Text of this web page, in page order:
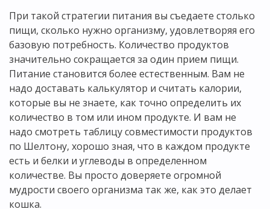
При такой стратегии питания вы съедаете столько
пищи, сколько нужно организму, удовлетворяя его
базовую потребность. Количество продуктов
значительно сокращается за один прием пищи.
Питание становится более естественным. Вам не
надо доставать калькулятор и считать калории,
которые вы не знаете, как точно определить их
количество в том или ином продукте. И вам не
надо смотреть таблицу совместимости продуктов
по Шелтону, хорошо зная, что в каждом продукте
есть и белки и углеводы в определенном
количестве. Вы просто доверяете огромной
мудрости своего организма так же, как это делает
кошка.